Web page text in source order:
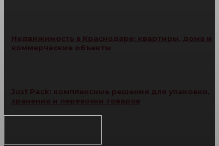
Недвижимость в Краснодаре: квартиры, дома и
коммерческие объекты
Just Pack: комплексные решения для упаковки,
хранения и перевозки товаров